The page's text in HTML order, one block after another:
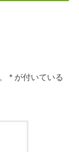
* が付いている